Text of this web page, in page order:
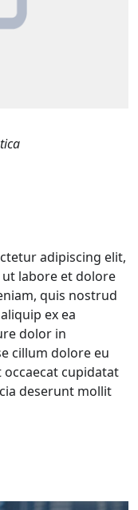
adipiscing elit,
labore et dolore
quis nostrud
ex ea
dolor in
cillum dolore eu
cupidatat
deserunt mollit